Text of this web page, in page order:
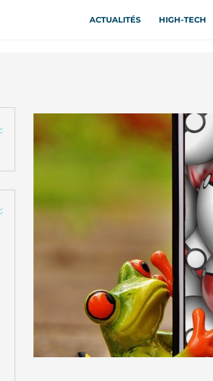
ACTUALITÉS HIGH-TECH